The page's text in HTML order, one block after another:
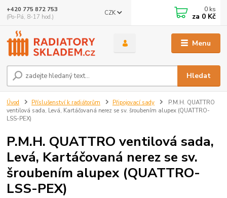
Menu
CZK
Hledat
+420 775 872 753
(Po-Pá, 8-17 hod.)
0 ks
za 0 Kč
Úvod Příslušenství k radiátorům Připojovací sady
P.M.H. QUATTRO
ventilová sada, Levá, Kartáčovaná nerez se sv. šroubením alupex (QUATTRO-
LSS-PEX)
P.M.H. QUATTRO ventilová sada,
Levá, Kartáčovaná nerez se sv.
šroubením alupex (QUATTRO-
LSS-PEX)